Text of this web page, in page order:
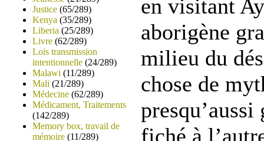
Justice (65/289)
Kenya (35/289)
Liberia (25/289)
Livre (62/289)
Lois transmission
intentionnelle (24/289)
Malawi (11/289)
Mali (21/289)
Médecine (62/289)
Médicament, Traitements
(142/289)
Memory box, travail de
mémoire (11/289)
en visitant
aborigène
milieu du
chose de
fiché à